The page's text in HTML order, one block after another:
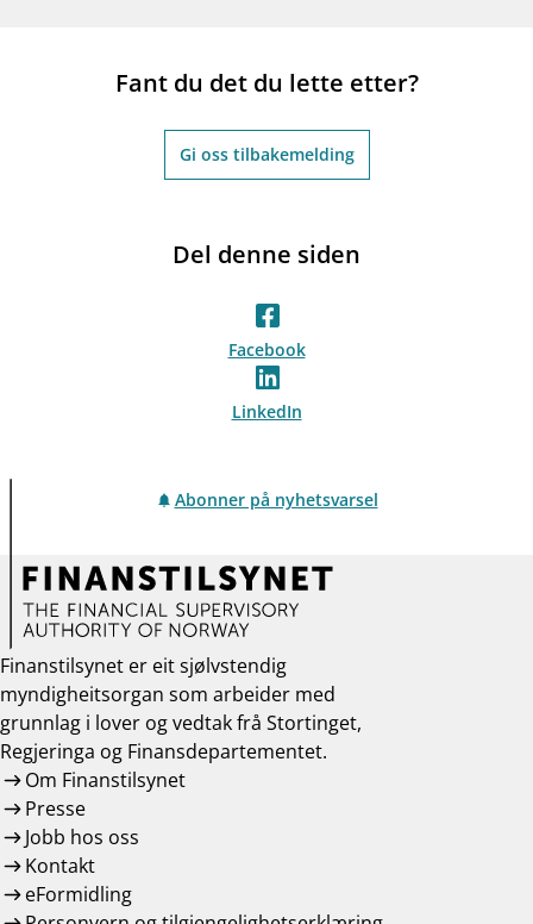
Fant du det du lette etter?
Gi oss tilbakemelding
Del denne siden
Facebook
LinkedIn
Abonner på nyhetsvarsel
Finanstilsynet er eit sjølvstendig
myndigheitsorgan som arbeider med
grunnlag i lover og vedtak frå Stortinget,
Regjeringa og Finansdepartementet.
Om Finanstilsynet
Presse
Jobb hos oss
Kontakt
eFormidling